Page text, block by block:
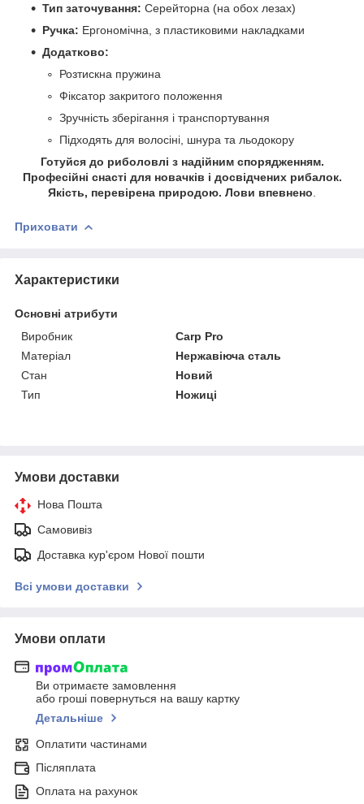
Тип заточування: Серейторна (на обох лезах)
Ручка: Ергономічна, з пластиковими накладками
Додатково:
Розтискна пружина
Фіксатор закритого положення
Зручність зберігання і транспортування
Підходять для волосіні, шнура та льодокору
Готуйся до риболовлі з надійним спорядженням.
Професійні снасті для новачків і досвідчених рибалок.
Якість, перевірена природою. Лови впевнено
Приховати
Характеристики
Основні атрибути
Виробник
Carp Pro
Матеріал
Нержавіюча сталь
Стан
Новий
Тип
Ножиці
Умови доставки
Нова Пошта
Самовивіз
Доставка кур'єром Нової пошти
Всі умови доставки
Умови оплати
Ви отримаєте замовлення
або гроші повернуться на вашу картку
Детальніше
Оплатити частинами
Післяплата
Оплата на рахунок